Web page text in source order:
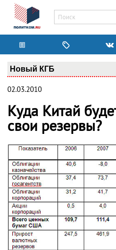
Новый КГБ
02.03.2010
Куда Китай
свои резервы?